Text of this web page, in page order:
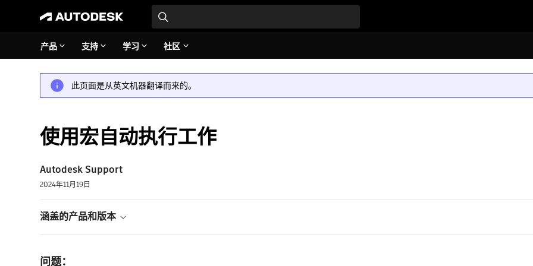
产品 支持 学习 社区
此页面是从英文机器翻译而来的。
使用宏自动执行工作
Autodesk Support
2024年11月19日
涵盖的产品和版本
问题：